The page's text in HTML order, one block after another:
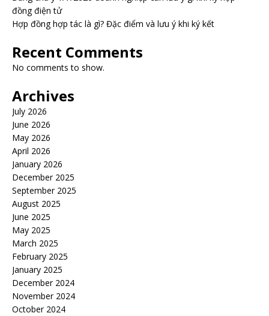
đồng điện tử
Hợp đồng hợp tác là gì? Đặc điểm và lưu ý khi ký kết
Recent Comments
No comments to show.
Archives
July 2026
June 2026
May 2026
April 2026
January 2026
December 2025
September 2025
August 2025
June 2025
May 2025
March 2025
February 2025
January 2025
December 2024
November 2024
October 2024